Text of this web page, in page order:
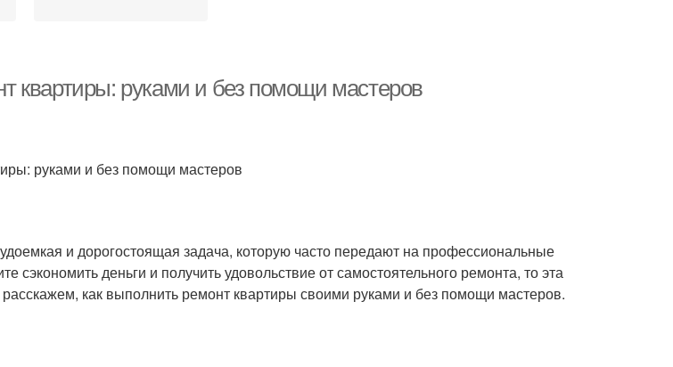
квартиры: руками и без помощи мастеров
руками и без помощи мастеров
и дорогостоящая задача, которую часто передают на профессиональные
сэкономить деньги и получить удовольствие от самостоятельного ремонта, то эта
как выполнить ремонт квартиры своими руками и без помощи мастеров.